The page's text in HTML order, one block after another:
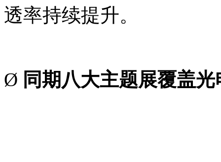
透率持续提升。
Ø 同期八大主题展覆盖